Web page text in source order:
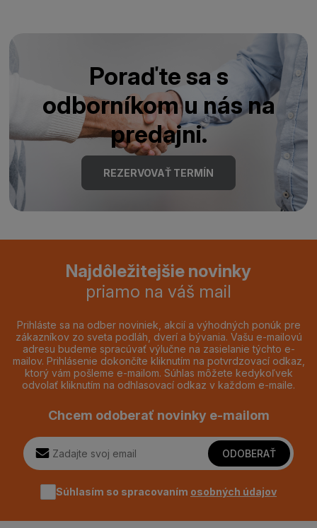
Poraďte sa s
odborníkom u nás na
predajni.
REZERVOVAŤ TERMÍN
Najdôležitejšie novinky
priamo na váš mail
Prihláste sa na odber noviniek, akcií a výhodných ponúk pre
zákazníkov zo sveta podláh, dverí a bývania. Vašu e-mailovú
adresu budeme spracúvať výlučne na zasielanie týchto e-
mailov. Prihlásenie dokončíte kliknutím na potvrdzovací odkaz,
ktorý vám pošleme e-mailom. Súhlas môžete kedykoľvek
odvolať kliknutím na odhlasovací odkaz v každom e-maile.
Chcem odoberať novinky e-mailom
ODOBERAŤ
Súhlasím so spracovaním osobných údajov